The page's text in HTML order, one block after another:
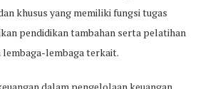
khusus yang memiliki fungsi tugas
pendidikan tambahan serta pelatihan
lembaga-lembaga terkait.